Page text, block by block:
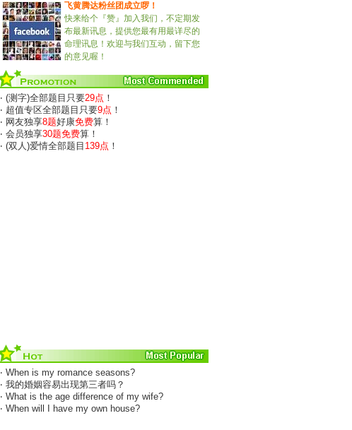
飞黄腾达粉丝团成立啰！
快来给个『赞』加入我们，不定期发
布最新讯息，提供您最有用最详尽的
命理讯息！欢迎与我们互动，留下您
的意见喔！
‧ (测字)全部题目只要29点 ！
‧ 超值专区全部题目只要9点 ！
‧ 网友独享8题好康免费算！
‧ 会员独享30题免费算！
‧ (双人)爱情全部题目 139点 ！
‧ When is my romance seasons?
‧ 我的婚姻容易出现第三者吗？
‧ What is the age difference of my wife?
‧ When will I have my own house?